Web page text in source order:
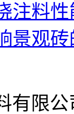
注料
景观
有限